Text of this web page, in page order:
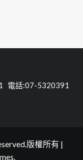
電話:07-5320391
版權所有 |